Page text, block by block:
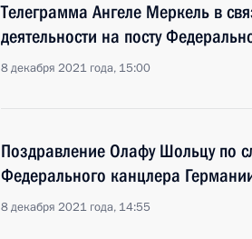
Телеграмма Ангеле Меркель в
деятельности на посту
8 декабря 2021 года, 15:00
Поздравление Олафу Шольцу по
Федерального канцлера
8 декабря 2021 года, 14:55